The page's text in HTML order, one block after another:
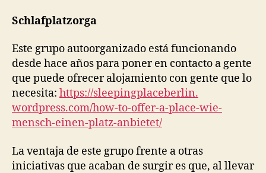
Schlafplatzorga
Este grupo autoorganizado está funcionando
desde hace años para poner en contacto a gente
que puede ofrecer alojamiento con gente que lo
necesita: https://sleepingplaceberlin.
wordpress.com/how-to-offer-a-place-wie-
mensch-einen-platz-anbietet/
La ventaja de este grupo frente a otras
iniciativas que acaban de surgir es que, al llevar